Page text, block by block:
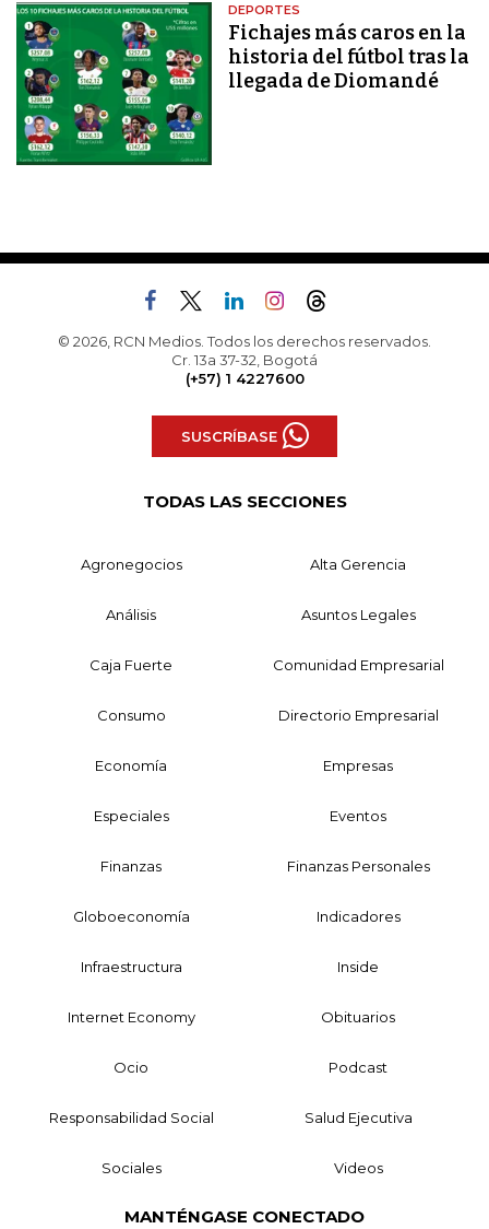
DEPORTES
Fichajes más caros en la
historia del fútbol tras la
llegada de Diomandé
© 2026, RCN Medios. Todos los derechos reservados.
Cr. 13a 37-32, Bogotá
(+57) 1 4227600
SUSCRÍBASE
TODAS LAS SECCIONES
Agronegocios Alta Gerencia
Análisis Asuntos Legales
Caja Fuerte Comunidad Empresarial
Consumo Directorio Empresarial
Economía Empresas
Especiales Eventos
Finanzas Finanzas Personales
Globoeconomía Indicadores
Infraestructura Inside
Internet Economy Obituarios
Ocio Podcast
Responsabilidad Social Salud Ejecutiva
Sociales Videos
MANTÉNGASE CONECTADO